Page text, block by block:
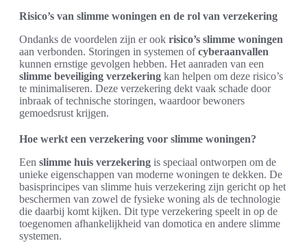
Risico’s van slimme woningen en de rol van verzekering
Ondanks de voordelen zijn er ook risico’s slimme woningen
aan verbonden. Storingen in systemen ofcyberaanvallen
kunnen ernstige gevolgen hebben. Het aanraden van een
slimme beveiliging verzekering kan helpen om deze risico’s
te minimaliseren. Deze verzekering dekt vaak schade door
inbraak of technische storingen, waardoor bewoners
gemoedsrust krijgen.
Hoe werkt een verzekering voor slimme woningen?
Een slimme huis verzekering is speciaal ontworpen om de
unieke eigenschappen van moderne woningen te dekken. De
basisprincipes van slimme huis verzekering zijn gericht op het
beschermen van zowel de fysieke woning als de technologie
die daarbij komt kijken. Dit type verzekering speelt in op de
toegenomen afhankelijkheid van domotica en andere slimme
systemen.